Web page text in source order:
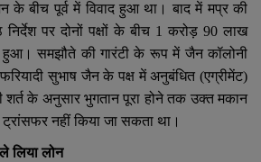
बीच पूर्व में विवाद हुआ था। बाद में मप्र की
पर दोनों पक्षों के बीच 1 करोड़ 90 लाख
समझौते की गारंटी के रूप में जैन कॉलोनी
सुभाष जैन के पक्ष में अनुबंधित (एग्रीमेंट)
शर्त के अनुसार भुगतान पूरा होने तक उक्त मकान
नहीं किया जा सकता था।
लिया लोन